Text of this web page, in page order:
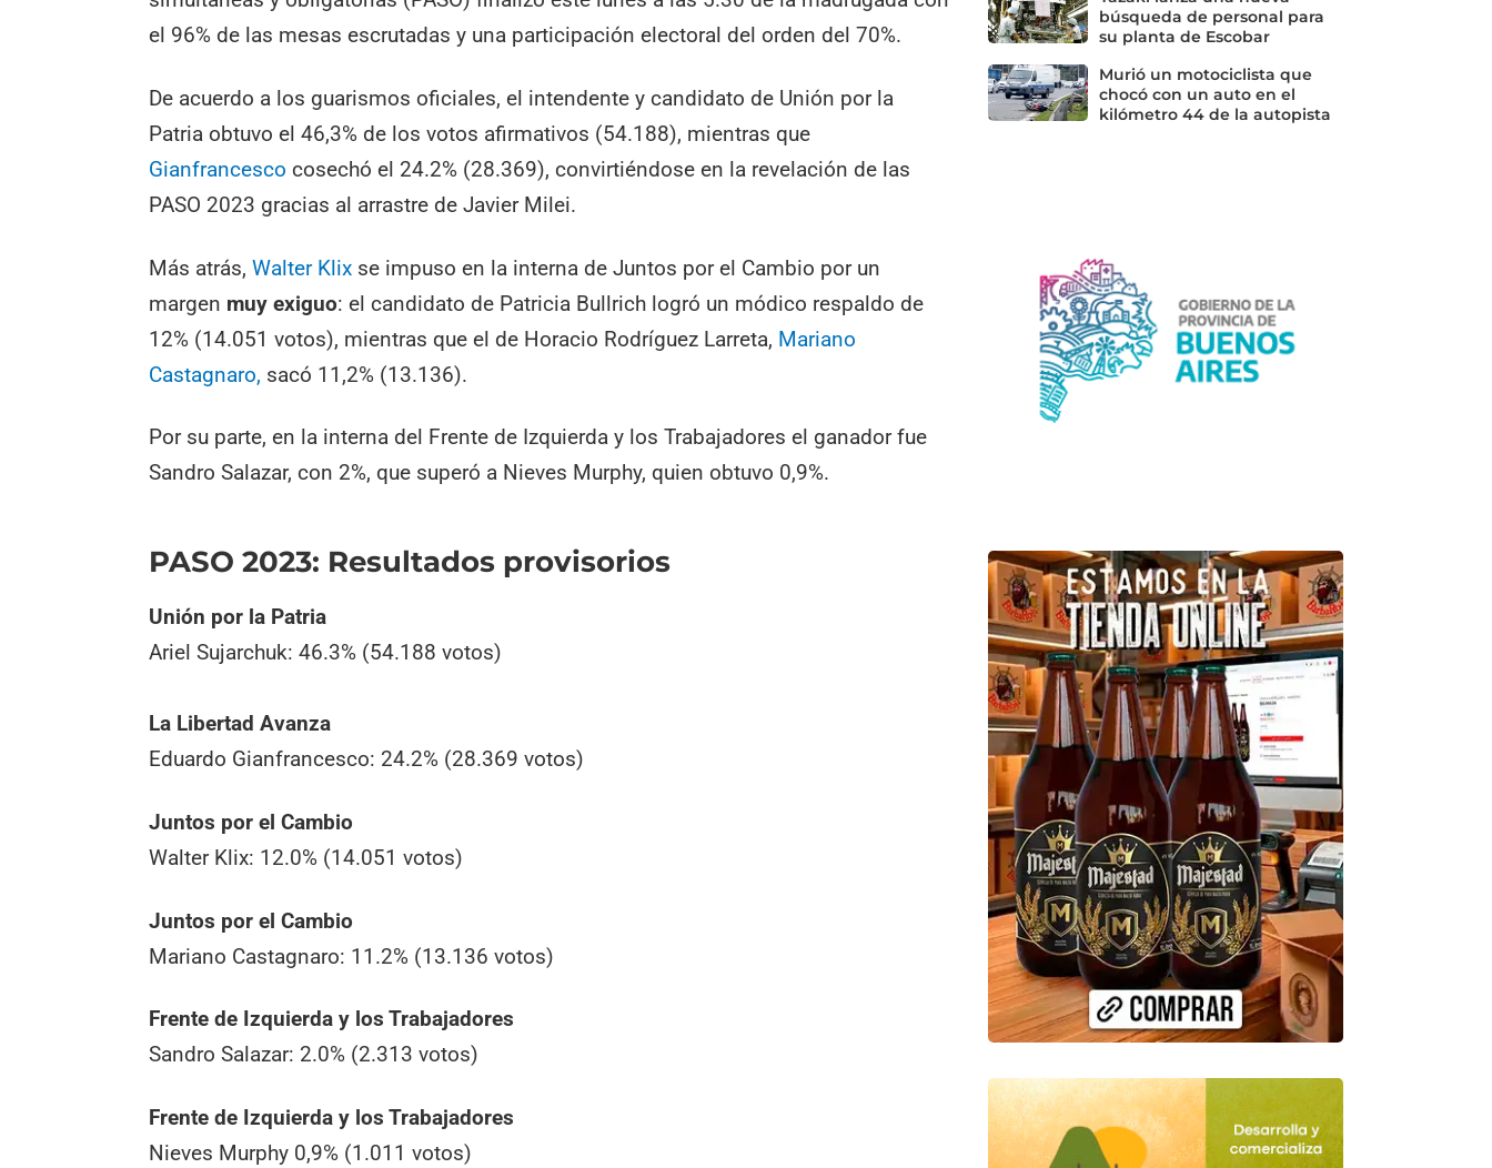
el 96% de las mesas escrutadas y una participación electoral del orden del 70%.
De acuerdo a los guarismos oficiales, el intendente y candidato de Unión por la
Patria obtuvo el 46,3% de los votos afirmativos (54.188), mientras que
Gianfrancescocosechó el 24.2% (28.369), convirtiéndose en la revelación de las
PASO 2023 gracias al arrastre de Javier Milei.
Más atrás,Walter Klix se impuso en la interna de Juntos por el Cambio por un
margen muy exiguo: el candidato de Patricia Bullrich logró un módico respaldo de
12% (14.051 votos), mientras que el de Horacio Rodríguez Larreta, Mariano
Castagnaro, sacó 11,2% (13.136).
Por su parte, en la interna del Frente de Izquierda y los Trabajadores el ganador fue
Sandro Salazar, con 2%, que superó a Nieves Murphy, quien obtuvo 0,9%.
PASO 2023: Resultados provisorios
Unión por la Patria
Ariel Sujarchuk: 46.3% (54.188 votos)
La Libertad Avanza
Eduardo Gianfrancesco: 24.2% (28.369 votos)
Juntos por el Cambio
Walter Klix: 12.0% (14.051 votos)
Juntos por el Cambio
Mariano Castagnaro: 11.2% (13.136 votos)
Frente de Izquierda y los Trabajadores
Sandro Salazar: 2.0% (2.313 votos)
Frente de Izquierda y los Trabajadores
Nieves Murphy 0,9% (1.011 votos)
búsqueda de personal para
su planta de Escobar
Murió un motociclista que
chocó con un auto en el
kilómetro 44 de la autopista